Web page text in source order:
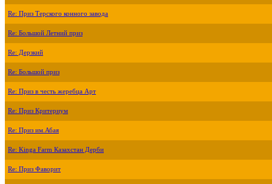
Re: Приз Терского конного завода
Re: Большой Летний приз
Re: Дерзкий
Re: Большой приз
Re: Приз в честь жеребца Арт
Re: Приз Критериум
Re: Приз им.Абая
Re: Kinga Farm Казахстан Дерби
Re: Приз Фаворит